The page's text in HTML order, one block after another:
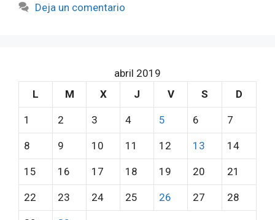
Deja un comentario
abril 2019
L
M X J V S D
1 2 3 4 5 6 7
8 9 10 11 12 13 14
15 16 17 18 19 20 21
22 23 24 25 26 27 28